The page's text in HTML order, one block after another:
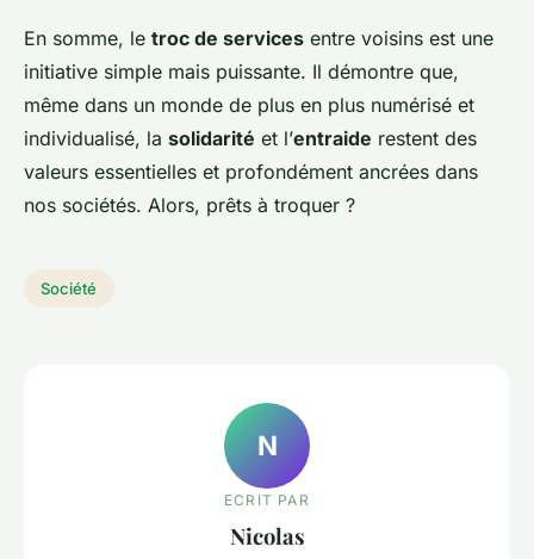
En somme, le troc de services entre voisins est une
initiative simple mais puissante. Il démontre que,
même dans un monde de plus en plus numérisé et
individualisé, la solidarité et l’entraide restent des
valeurs essentielles et profondément ancrées dans
nos sociétés. Alors, prêts à troquer ?
Société
N
ECRIT PAR
Nicolas